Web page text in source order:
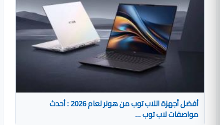
أفضل أجهزة اللاب توب من هونر لعام 2026 : أحدث
مواصفات لاب توب ...